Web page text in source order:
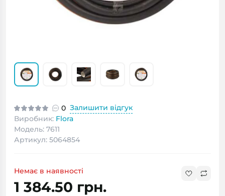
0 Залишити відгук
Виробник: Flora
Модель: 7611
Артикул: 5064854
Немає в наявності
1 384.50 грн.